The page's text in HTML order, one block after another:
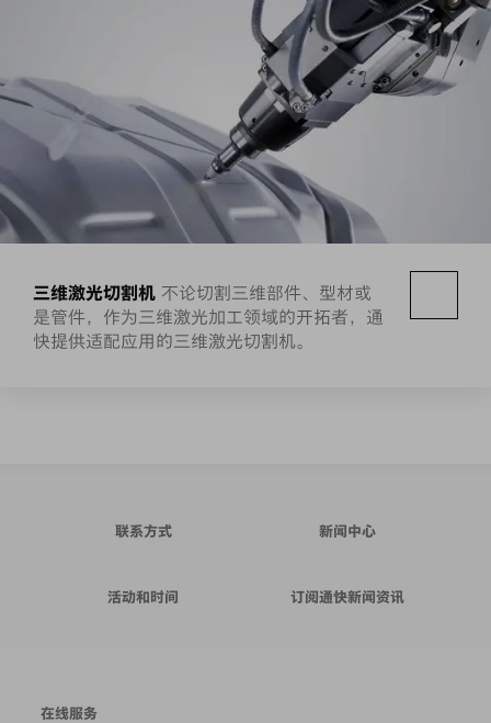
三维激光切割机 不论切割三维部件、型材或
是管件，作为三维激光加工领域的开拓者，通
快提供适配应用的三维激光切割机。
联系方式 新闻中心
活动和时间 订阅通快新闻资讯
在线服务